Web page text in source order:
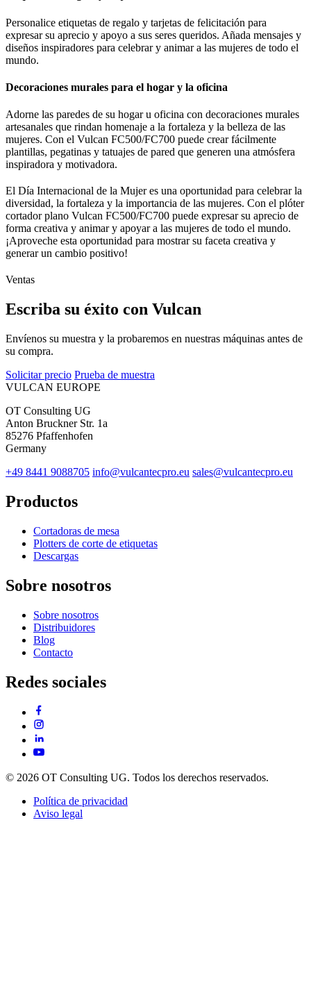
Personalice etiquetas de regalo y tarjetas de felicitación para
expresar su aprecio y apoyo a sus seres queridos. Añada mensajes y
diseños inspiradores para celebrar y animar a las mujeres de todo el
mundo.
Decoraciones murales para el hogar y la oficina
Adorne las paredes de su hogar u oficina con decoraciones murales
artesanales que rindan homenaje a la fortaleza y la belleza de las
mujeres. Con el Vulcan FC500/FC700 puede crear fácilmente
plantillas, pegatinas y tatuajes de pared que generen una atmósfera
inspiradora y motivadora.
El Día Internacional de la Mujer es una oportunidad para celebrar la
diversidad, la fortaleza y la importancia de las mujeres. Con el plóter
cortador plano Vulcan FC500/FC700 puede expresar su aprecio de
forma creativa y animar y apoyar a las mujeres de todo el mundo.
¡Aproveche esta oportunidad para mostrar su faceta creativa y
generar un cambio positivo!
Ventas
Escriba su éxito con Vulcan
Envíenos su muestra y la probaremos en nuestras máquinas antes de
su compra.
Solicitar precio Prueba de muestra
VULCAN EUROPE
OT Consulting UG
Anton Bruckner Str. 1a
85276 Pfaffenhofen
Germany
+49 8441 9088705 info@vulcantecpro.eu sales@vulcantecpro.eu
Productos
Cortadoras de mesa
Plotters de corte de etiquetas
Descargas
Sobre nosotros
Sobre nosotros
Distribuidores
Blog
Contacto
Redes sociales
© 2026 OT Consulting UG. Todos los derechos reservados.
Política de privacidad
Aviso legal